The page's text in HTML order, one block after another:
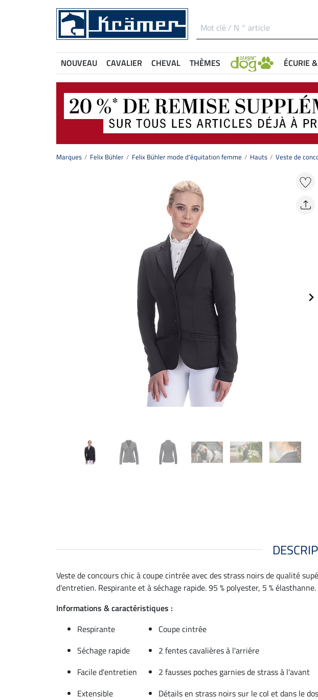
NOUVEAU CAVALIER CHEVAL THÈMES ÉCURIE
Marques Felix Bühler Felix Bühler mode d'équitation femme Hauts Veste de
Veste de concours chic à coupe cintrée avec des strass noirs de qualité
d'entretien. Respirante et à séchage rapide. 95 % polyester, 5 % élasthanne.
Informations & caractéristiques :
Respirante
Coupe cintrée
Séchage rapide
2 fentes cavalières à l'arriére
Facile d'entretien
2 fausses poches garnies de strass à l'avant
Extensible
Détails en strass noirs sur le col et dans le dos